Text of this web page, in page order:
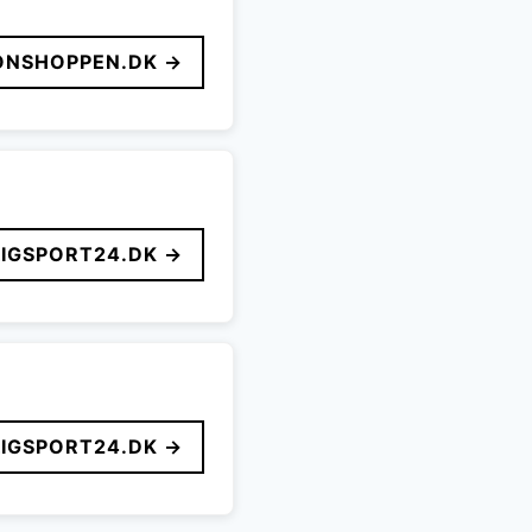
→
→
→